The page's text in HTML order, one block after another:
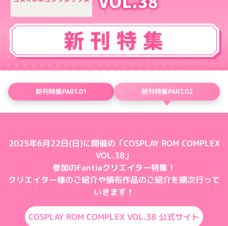
新刊特集PART.01 新刊特集PART.02
2025年6月22日(日)に開催の「COSPLAY ROM COMPLEX
VOL.38」
参加のFantiaクリエイター特集！
クリエイター様のご紹介や頒布作品のご紹介を順次行って
いきます！
COSPLAY ROM COMPLEX VOL.38 公式サイト